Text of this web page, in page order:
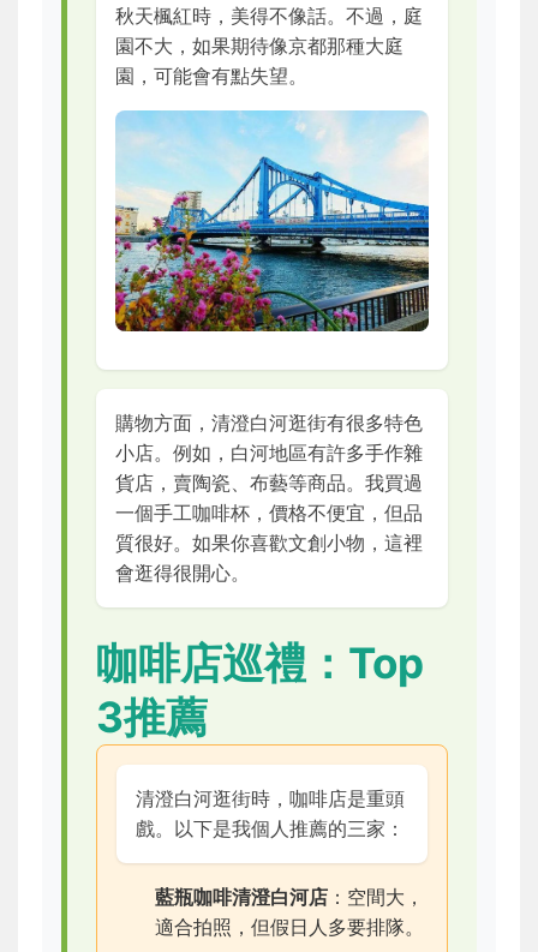
秋天楓紅時，美得不像話。不過，庭
園不大，如果期待像京都那種大庭
園，可能會有點失望。
購物方面，清澄白河逛街有很多特色
小店。例如，白河地區有許多手作雜
貨店，賣陶瓷、布藝等商品。我買過
一個手工咖啡杯，價格不便宜，但品
質很好。如果你喜歡文創小物，這裡
會逛得很開心。
咖啡店巡禮：Top
3推薦
清澄白河逛街時，咖啡店是重頭
戲。以下是我個人推薦的三家：
藍瓶咖啡清澄白河店 ：空間大，
適合拍照，但假日人多要排隊。